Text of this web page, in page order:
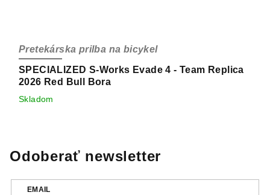
SPECIALIZED S-Works Evade 4 - Team Replica
2026 Red Bull Bora
Pretekárska prilba na bicykel
Skladom
Odoberať newsletter
EMAIL